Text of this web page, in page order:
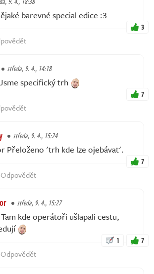
barevné special edice :3
3
středa, 9. 4., 14:18
specifický trh
7
středa, 9. 4., 15:24
Přeloženo 'trh kde lze ojebávat'.
7
Odpovědět
středa, 9. 4., 15:27
kde operátoři ušlapali cestu,
1 7
Odpovědět